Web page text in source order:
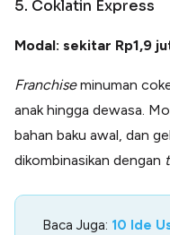
5. Coklatin Express
Modal: sekitar Rp1,9
Franchiseminuman
anak hingga dewasa.
bahan baku awal, dan
dikombinasikan dengan
Baca Juga: 10 Ide